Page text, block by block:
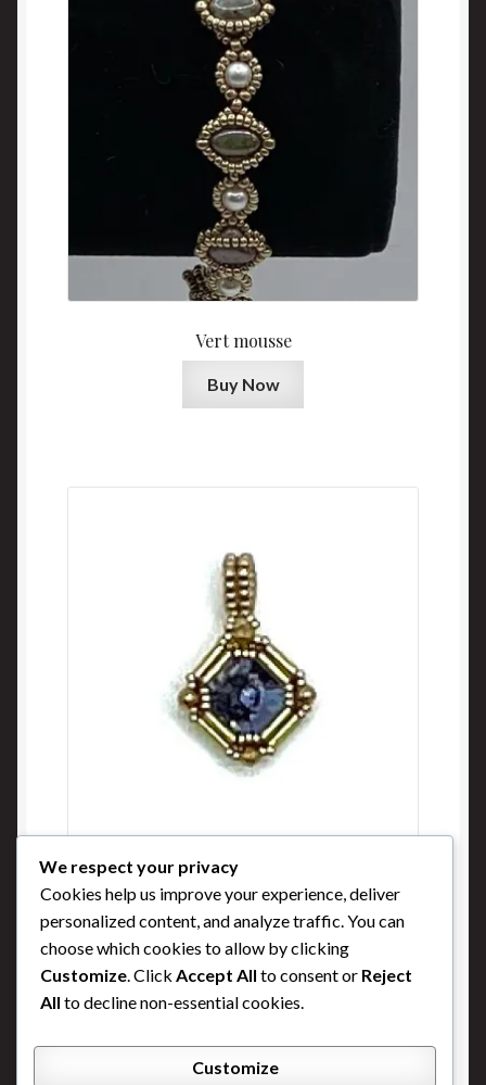
Vert mousse
Buy Now
Bouquet de violettes
Buy Now
We respect your privacy
Cookies help us improve your experience, deliver
personalized content, and analyze traffic. You can
choose which cookies to allow by clicking
Customize. Click Accept All to consent or Reject
All to decline non-essential cookies.
Customize